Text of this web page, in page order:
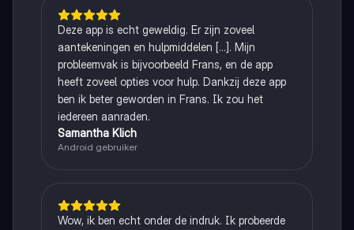
Deze app is echt geweldig. Er zijn zoveel
aantekeningen en hulpmiddelen [...]. Mijn
probleemvak is bijvoorbeeld Frans, en de app
heeft zoveel opties voor hulp. Dankzij deze app
ben ik beter geworden in Frans. Ik zou het
iedereen aanraden.
Samantha Klich
Android gebruiker
Wow, ik ben echt onder de indruk. Ik probeerde